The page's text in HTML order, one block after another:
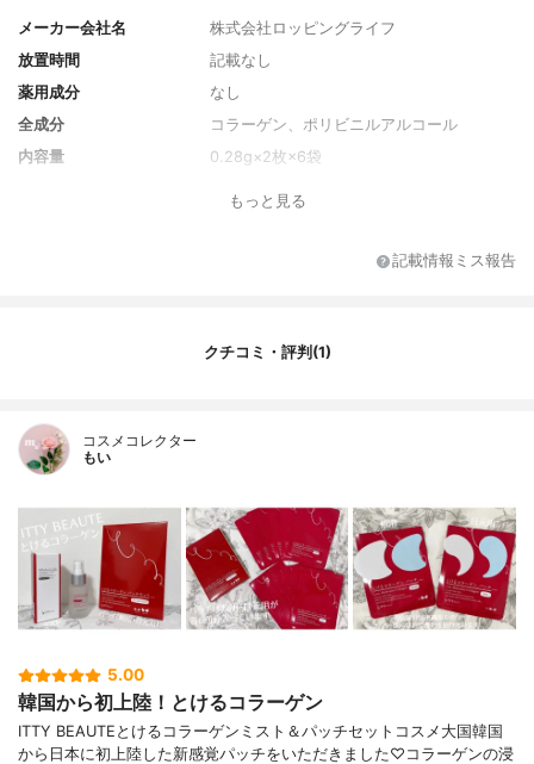
メーカー会社名
株式会社ロッピングライフ
放置時間
記載なし
薬用成分
なし
全成分
コラーゲン、ポリビニルアルコール
内容量
0.28g×2枚×6袋
もっと見る
記載情報ミス報告
クチコミ・評判(1)
コスメコレクター
もい
5.00
韓国から初上陸！とけるコラーゲン
ITTY BEAUTEとけるコラーゲンミスト＆パッチセットコスメ大国韓国
から日本に初上陸した新感覚パッチをいただきました♡コラーゲンの浸